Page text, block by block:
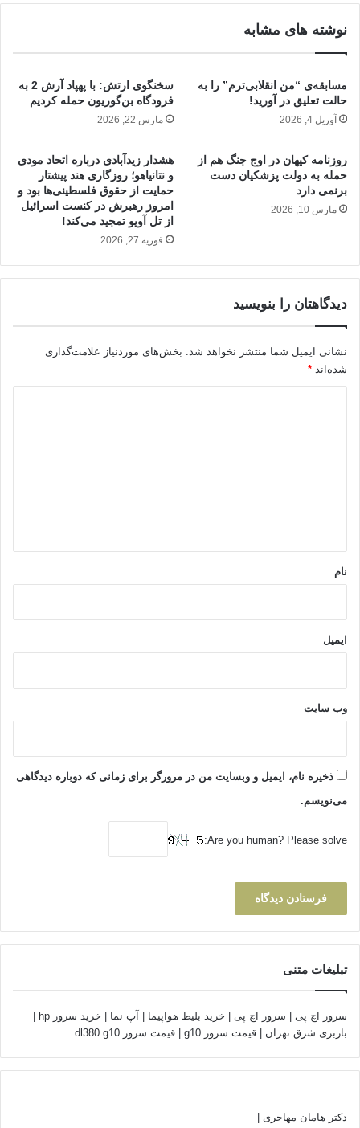
نوشته های مشابه
مسابقه‌ی “من انقلابی‌ترم” را به
حالت تعلیق در آورید!
آوریل 4, 2026
سخنگوی ارتش: با پهپاد آرش 2 به
فرودگاه بن‌گوریون حمله کردیم
مارس 22, 2026
روزنامه کیهان در اوج جنگ هم از
حمله به دولت پزشکیان دست
برنمی دارد
مارس 10, 2026
هشدار زیدآبادی درباره اتحاد مودی
و نتانیاهو؛ روزگاری هند پیشتار
حمایت از حقوق فلسطینی‌ها بود و
امروز رهبرش در کنست اسرائیل
از تل آویو تمجید می‌کند!
فوریه 27, 2026
دیدگاهتان را بنویسید
نشانی ایمیل شما منتشر نخواهد شد. بخش‌های موردنیاز علامت‌گذاری
شده‌اند *
نام
ایمیل
وب‌ سایت
ذخیره نام، ایمیل و وبسایت من در مرورگر برای زمانی که دوباره دیدگاهی
می‌نویسم.
Are you human? Please solve:
تبلیغات متنی
سرور اچ پی سرور اچ پی خرید بلیط هواپیما آپ نما خرید سرور hp
باربری شرق تهران
قیمت سرور g10 قیمت سرور dl380 g10
دکتر هامان مهاجری